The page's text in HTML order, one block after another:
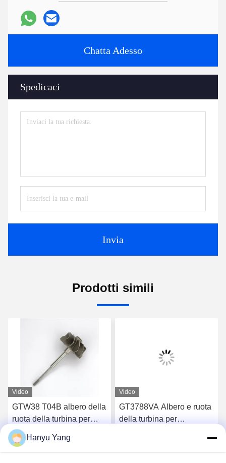
Chatta Adesso
Spedicaci
Invia
Prodotti simili
Video
GTW38 T04B albero della
ruota della turbina per
turbocompressori 407276-
6 407276-19 446905-2
446905-5Chatta Adesso
Video
GT3788VA Albero e ruota
della turbina per
5002S
Chatta Adesso
Hanyu Yang